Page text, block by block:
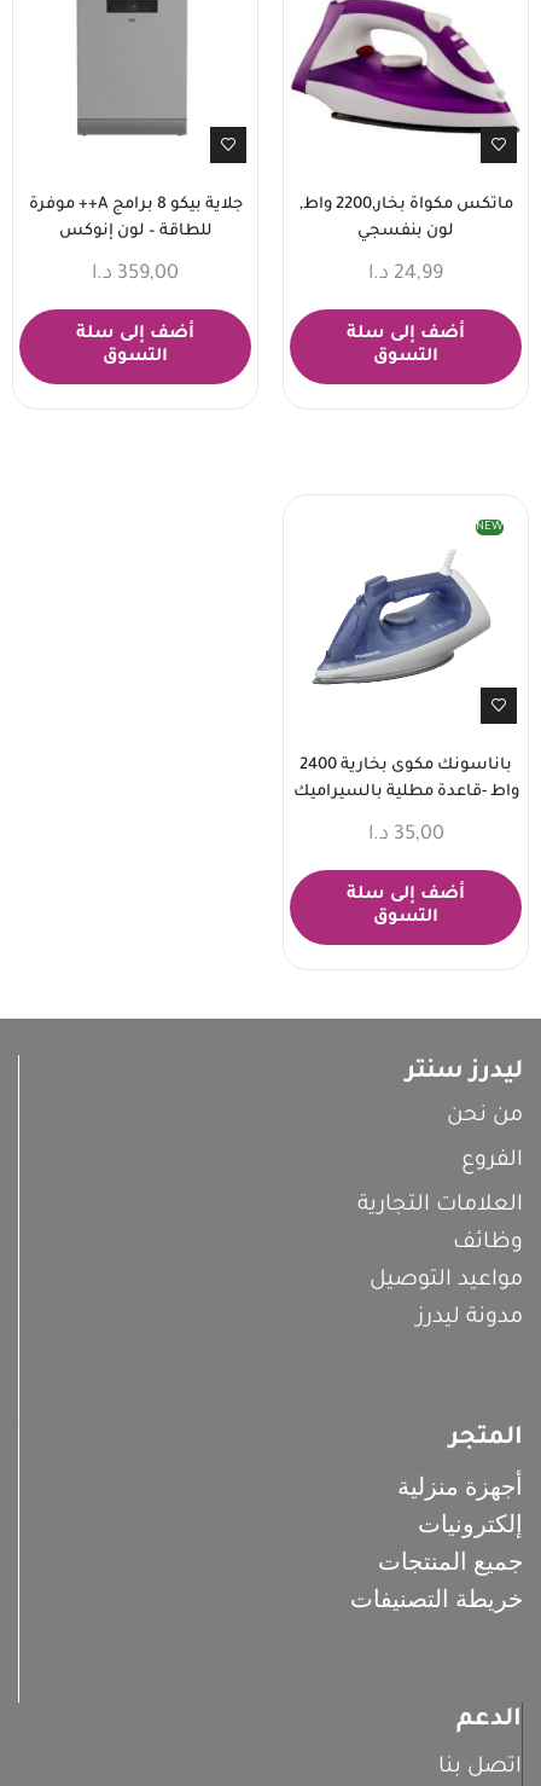
ماتكس مكواة بخار,2200 واط,
لون بنفسجي
24,99 د.ا
أضف إلى سلة
التسوق
جلاية بيكو 8 برامج A++ موفرة
للطاقة – لون إنوكس
359,00 د.ا
أضف إلى سلة
التسوق
NEW
باناسونك مكوى بخارية 2400
واط -قاعدة مطلية بالسيراميك
35,00 د.ا
أضف إلى سلة
التسوق
ليدرز سنتر
من نحن
الفروع
العلامات التجارية
وظائف
مواعيد التوصيل
مدونة ليدرز
المتجر
أجهزة منزلية
إلكترونيات
جميع المنتجات
خريطة التصنيفات
الدعم
اتصل بنا